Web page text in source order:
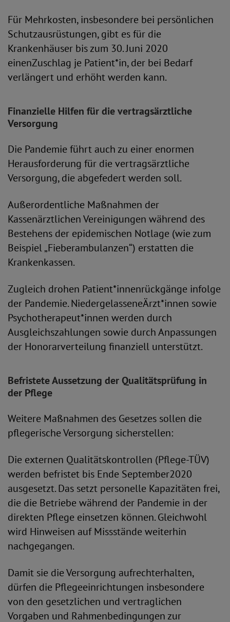
Für Mehrkosten, insbesondere bei persönlichen
Schutzausrüstungen, gibt es für die
Krankenhäuser bis zum 30. Juni 2020
einenZuschlag je Patient*in, der bei Bedarf
verlängert und erhöht werden kann.
Finanzielle Hilfen für die vertragsärztliche
Versorgung
Die Pandemie führt auch zu einer enormen
Herausforderung für die vertragsärztliche
Versorgung, die abgefedert werden soll.
Außerordentliche Maßnahmen der
Kassenärztlichen Vereinigungen während des
Bestehens der epidemischen Notlage (wie zum
Beispiel „Fieberambulanzen“) erstatten die
Krankenkassen.
Zugleich drohen Patient*innenrückgänge infolge
der Pandemie. NiedergelasseneÄrzt*innen sowie
Psychotherapeut*innen werden durch
Ausgleichszahlungen sowie durch Anpassungen
der Honorarverteilung finanziell unterstützt.
Befristete Aussetzung der Qualitätsprüfung in
der Pflege
Weitere Maßnahmen des Gesetzes sollen die
pflegerische Versorgung sicherstellen:
Die externen Qualitätskontrollen (Pflege-TÜV)
werden befristet bis Ende September2020
ausgesetzt. Das setzt personelle Kapazitäten frei,
die die Betriebe während der Pandemie in der
direkten Pflege einsetzen können. Gleichwohl
wird Hinweisen auf Missstände weiterhin
nachgegangen.
Damit sie die Versorgung aufrechterhalten,
dürfen die Pflegeeinrichtungen insbesondere
von den gesetzlichen und vertraglichen
Vorgaben und Rahmenbedingungen zur